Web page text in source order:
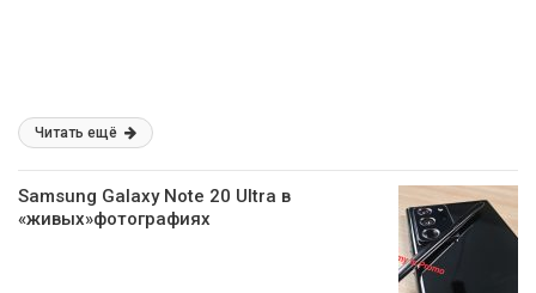
Читать ещё
Samsung Galaxy Note 20 Ultra в
«живых»фотографиях